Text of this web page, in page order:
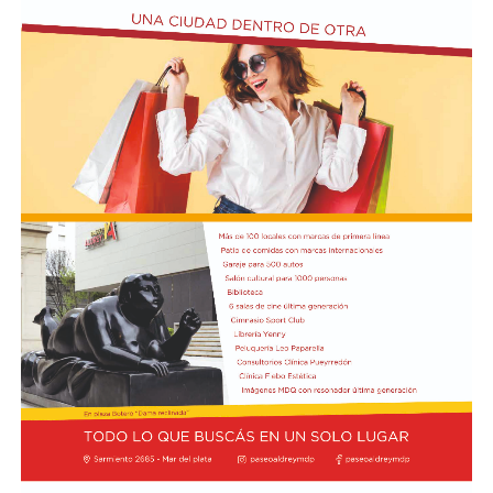
dice que un orden justo debe proteger a los más frágiles
y evitar la brecha de exclusión.
En Magnifica Humanitas, León XIV plantea un Estado
presente, capaz de orientar la economía hacia el bien
común. Reivindica la dignidad inalienable de las
personas en situación de vulnerabilidad o exclusión y
promueve la cultura de la negociación y el diálogo
fraterno.
“El Santo Padre León XIV realizará un Viaje Apostólico
a Uruguay, Argentina y Perú del 6 al 17 de noviembre
2026, aceptando la invitación de los Jefes de Estado y de
las autoridades eclesiásticas de esos respectivos países”,
confirmó la noticia mundial el director de la Sala de
Prensa de Santa Sede, Matteo Bruni, como publicó el